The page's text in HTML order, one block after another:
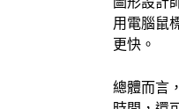
用電腦鼠
更快。
總體而言